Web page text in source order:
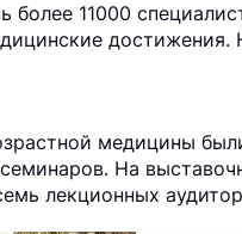
более 11000
достижения.
медицины
На
лекционных